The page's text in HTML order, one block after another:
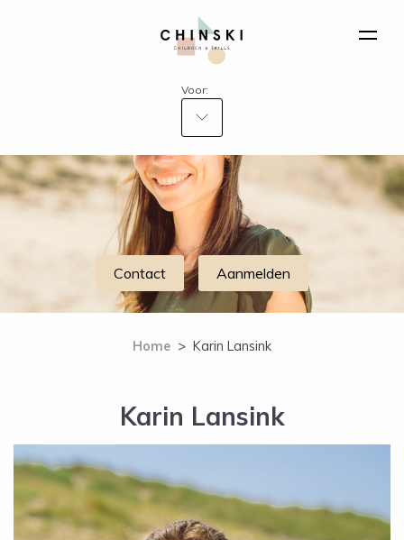
Voor:
Contact Aanmelden
Home > Karin Lansink
Karin Lansink